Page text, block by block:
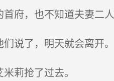
府，也不知道夫妻二人
说了，明天就会离开。
莉抢了过去。